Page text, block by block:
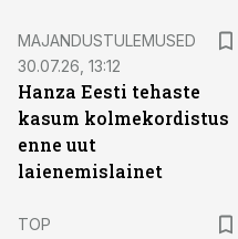
MAJANDUSTULEMUSED
30.07.26, 13:12
Hanza Eesti tehaste
kasum kolmekordistus
enne uut
laienemislainet
TOP